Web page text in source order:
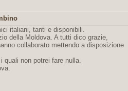
italiani, tanti e disponibili.
della Moldova. A tutti dico grazie,
collaborato mettendo a disposizione
quali non potrei fare nulla.